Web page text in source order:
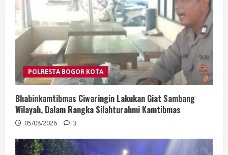
POLRESTA BOGOR KOTA
Bhabinkamtibmas Ciwaringin Lakukan Giat Sambang
Wilayah, Dalam Rangka Silahturahmi Kamtibmas
05/08/2026 3